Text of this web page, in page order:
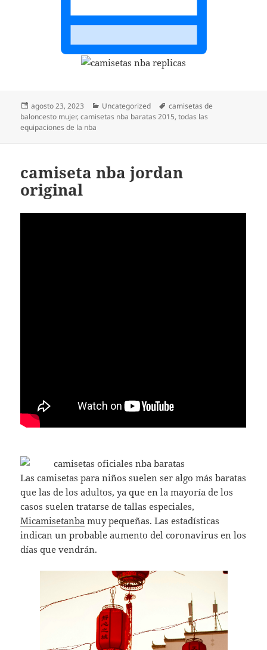
Publicado
el
agosto 23, 2023 Categorías
Uncategorized Etiquetas
camisetas de
baloncesto mujer,camisetas nba baratas 2015,todas las
equipaciones de la nba
camiseta nba jordan
original
Las camisetas para niños suelen ser algo más baratas
que las de los adultos, ya que en la mayoría de los
casos suelen tratarse de tallas especiales,
Micamisetanba muy pequeñas. Las estadísticas
indican un probable aumento del coronavirus en los
días que vendrán.